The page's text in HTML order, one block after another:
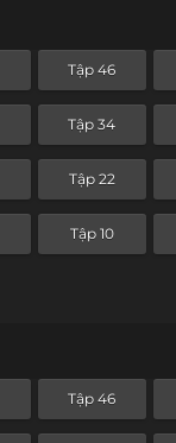
Tập 46
Tập 34
Tập 22
Tập 10
Tập 46